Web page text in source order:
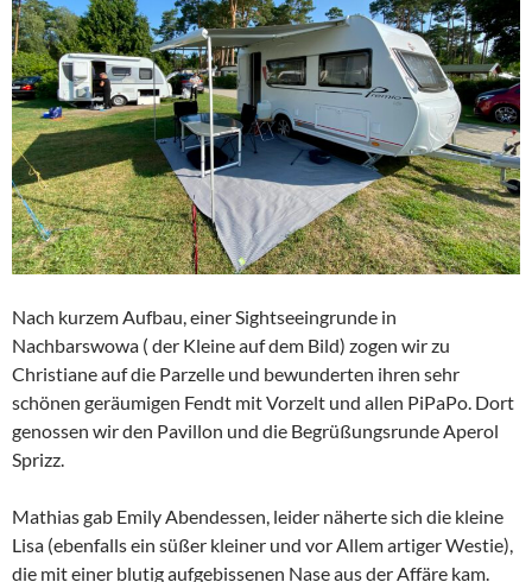
Nach kurzem Aufbau, einer Sightseeingrunde in
Nachbarswowa ( der Kleine auf dem Bild) zogen wir zu
Christiane auf die Parzelle und bewunderten ihren sehr
schönen geräumigen Fendt mit Vorzelt und allen PiPaPo. Dort
genossen wir den Pavillon und die Begrüßungsrunde Aperol
Sprizz.
Mathias gab Emily Abendessen, leider näherte sich die kleine
Lisa (ebenfalls ein süßer kleiner und vor Allem artiger Westie),
die mit einer blutig aufgebissenen Nase aus der Affäre kam.